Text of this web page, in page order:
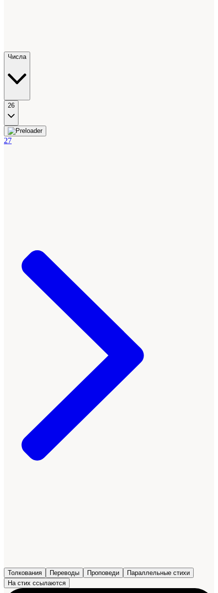
Числа
26
27
Толкования Переводы Проповеди
Параллельные стихи
На стих ссылаются